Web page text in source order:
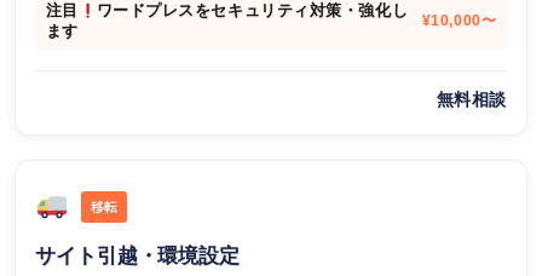
注目
ワードプレスをセキュリティ対策・強化し
ます
¥10,000〜
無料相談
移転
サイト引越・環境設定